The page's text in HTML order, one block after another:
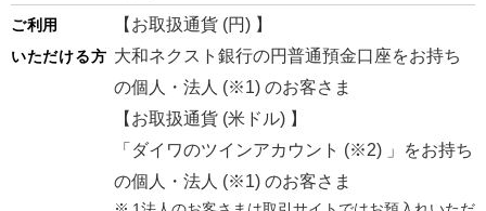
ご利用
いただける方
【お取扱通貨 (円) 】
大和ネクスト銀行の円普通預金口座をお持ち
の個人・法人 (※1) のお客さま
【お取扱通貨 (米ドル) 】
「ダイワのツインアカウント (※2) 」をお持ち
の個人・法人 (※1) のお客さま